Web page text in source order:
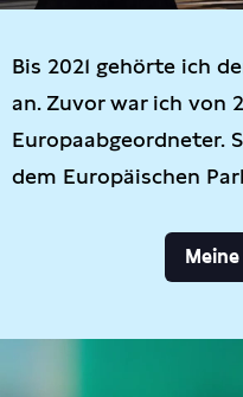
Bis 2021 gehörte ich
an. Zuvor war ich von
Europaabgeordneter.
dem Europäischen